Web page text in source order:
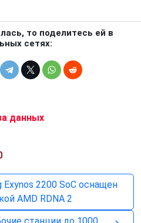
то поделитесь ей в
сетях:
данных
Exynos 2200 SoC оснащен
AMD RDNA 2